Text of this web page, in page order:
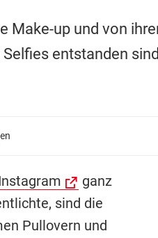
Make-up und von
entstanden
ganz
sind die
Pullovern und